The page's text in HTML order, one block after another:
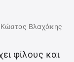
Κώστας Βλαχάκης
φίλους και